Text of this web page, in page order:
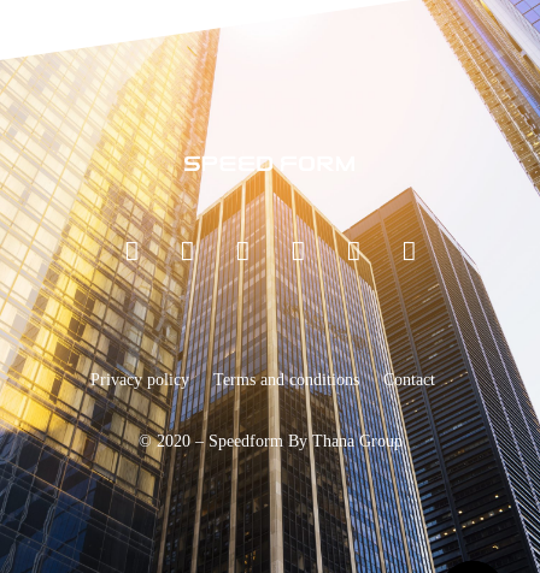
Privacy policy Terms and conditions Contact
© 2020 – Speedform By Thana Group